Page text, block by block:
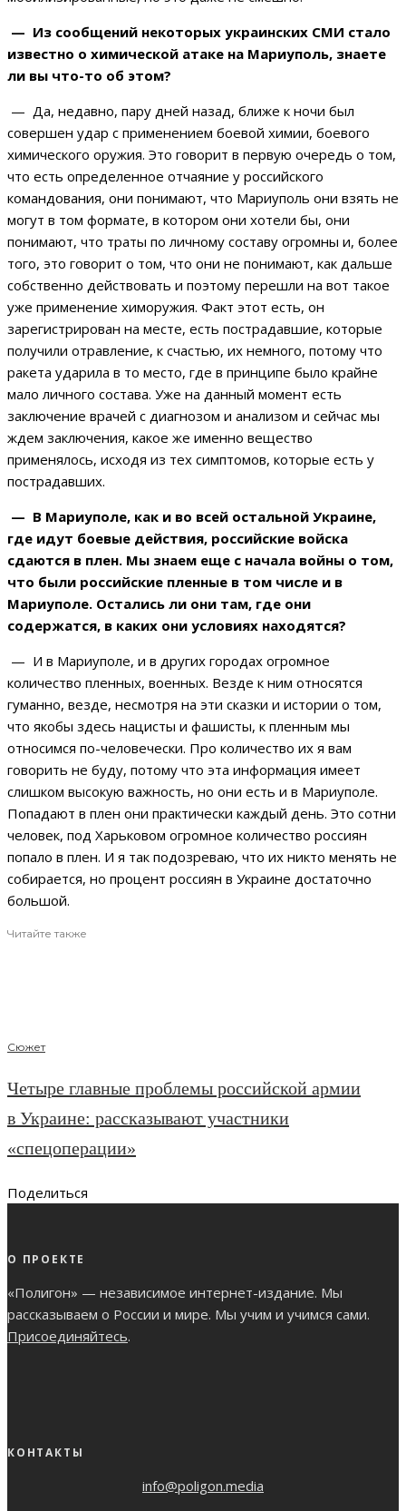
— Из сообщений некоторых украинских СМИ стало
известно о химической атаке на Мариуполь, знаете
ли вы что-то об этом?
— Да, недавно, пару дней назад, ближе к ночи был
совершен удар с применением боевой химии, боевого
химического оружия. Это говорит в первую очередь о том,
что есть определенное отчаяние у российского
командования, они понимают, что Мариуполь они взять не
могут в том формате, в котором они хотели бы, они
понимают, что траты по личному составу огромны и, более
того, это говорит о том, что они не понимают, как дальше
собственно действовать и поэтому перешли на вот такое
уже применение химоружия. Факт этот есть, он
зарегистрирован на месте, есть пострадавшие, которые
получили отравление, к счастью, их немного, потому что
ракета ударила в то место, где в принципе было крайне
мало личного состава. Уже на данный момент есть
заключение врачей с диагнозом и анализом и сейчас мы
ждем заключения, какое же именно вещество
применялось, исходя из тех симптомов, которые есть у
пострадавших.
— В Мариуполе, как и во всей остальной Украине,
где идут боевые действия, российские войска
сдаются в плен. Мы знаем еще с начала войны о том,
что были российские пленные в том числе и в
Мариуполе. Остались ли они там, где они
содержатся, в каких они условиях находятся?
— И в Мариуполе, и в других городах огромное
количество пленных, военных. Везде к ним относятся
гуманно, везде, несмотря на эти сказки и истории о том,
что якобы здесь нацисты и фашисты, к пленным мы
относимся по-человечески. Про количество их я вам
говорить не буду, потому что эта информация имеет
слишком высокую важность, но они есть и в Мариуполе.
Попадают в плен они практически каждый день. Это сотни
человек, под Харьковом огромное количество россиян
попало в плен. И я так подозреваю, что их никто менять не
собирается, но процент россиян в Украине достаточно
большой.
Читайте также
Сюжет
Четыре главные проблемы российской армии
в Украине: рассказывают участники
«спецоперации»
Поделиться
О ПРОЕКТЕ
«Полигон» — независимое интернет-издание. Мы
рассказываем о России и мире. Мы учим и учимся сами.
Присоединяйтесь.
КОНТАКТЫ
info@poligon.media